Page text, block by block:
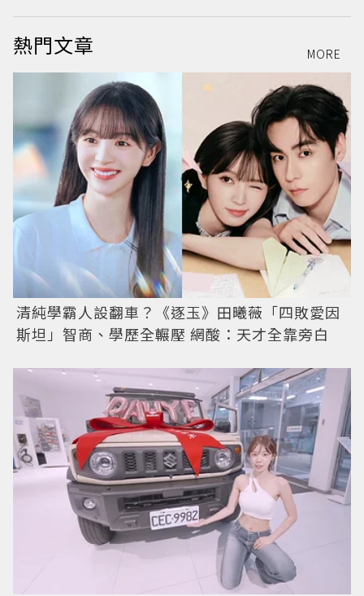
熱門文章 MORE
清純學霸人設翻車？《逐玉》田曦薇「四敗愛因
斯坦」智商、學歷全輾壓 網酸：天才全靠旁白